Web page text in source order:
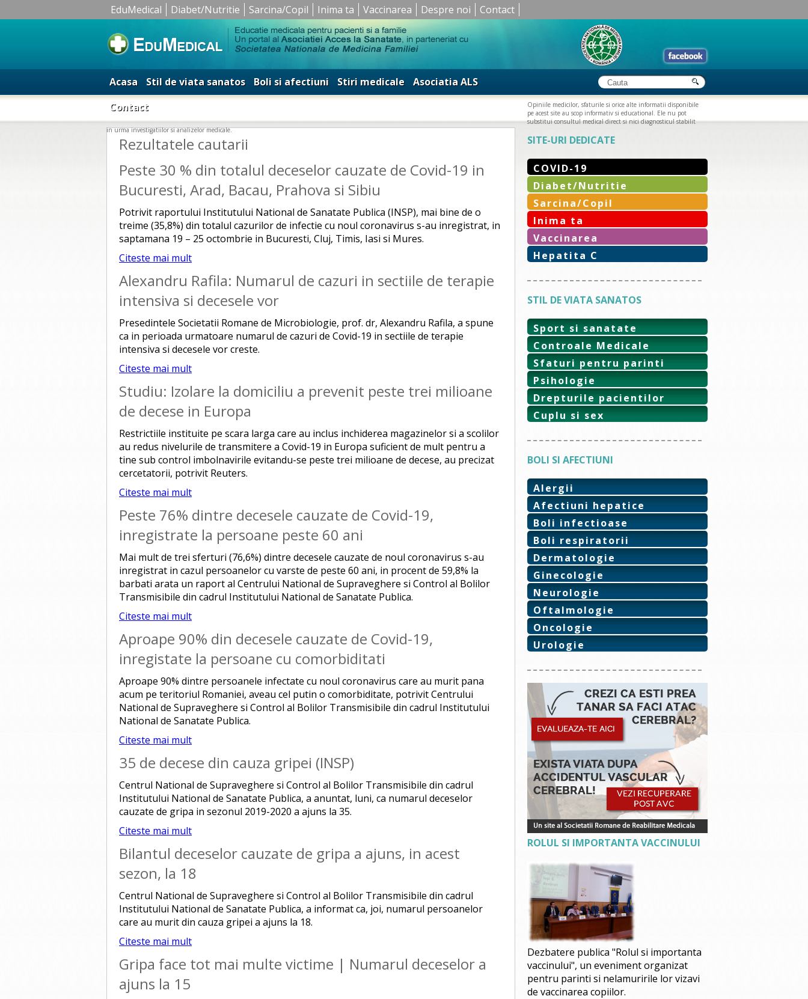
EduMedical Diabet/Nutritie Sarcina/Copil Inima ta Vaccinarea Despre noi Contact
Acasa Stil de viata sanatos Boli si afectiuni Stiri medicale
Asociatia ALS
Contact
Opiniile medicilor, sfaturile si orice alte informatii disponibile
pe acest site au scop informativ si educational. Ele nu pot
substitui consultul medical direct si nici diagnosticul stabilit
in urma investigatiilor si analizelor medicale.
Rezultatele cautarii
Peste 30 % din totalul deceselor cauzate de Covid-19 in
Bucuresti, Arad, Bacau, Prahova si Sibiu
Potrivit raportului Institutului National de Sanatate Publica (INSP), mai bine de o
treime (35,8%) din totalul cazurilor de infectie cu noul coronavirus s-au inregistrat, in
saptamana 19 – 25 octombrie in Bucuresti, Cluj, Timis, Iasi si Mures.
Citeste mai mult
Alexandru Rafila: Numarul de cazuri in sectiile de terapie
intensiva si decesele vor
Presedintele Societatii Romane de Microbiologie, prof. dr, Alexandru Rafila, a spune
ca in perioada urmatoare numarul de cazuri de Covid-19 in sectiile de terapie
intensiva si decesele vor creste.
Citeste mai mult
Studiu: Izolare la domiciliu a prevenit peste trei milioane
de decese in Europa
Restrictiile instituite pe scara larga care au inclus inchiderea magazinelor si a scolilor
au redus nivelurile de transmitere a Covid-19 in Europa suficient de mult pentru a
tine sub control imbolnavirile evitandu-se peste trei milioane de decese, au precizat
cercetatorii, potrivit Reuters.
Citeste mai mult
Peste 76% dintre decesele cauzate de Covid-19,
inregistrate la persoane peste 60 ani
Mai mult de trei sferturi (76,6%) dintre decesele cauzate de noul coronavirus s-au
inregistrat in cazul persoanelor cu varste de peste 60 ani, in procent de 59,8% la
barbati arata un raport al Centrului National de Supraveghere si Control al Bolilor
Transmisibile din cadrul Institutului National de Sanatate Publica.
Citeste mai mult
Aproape 90% din decesele cauzate de Covid-19,
inregistate la persoane cu comorbiditati
Aproape 90% dintre persoanele infectate cu noul coronavirus care au murit pana
acum pe teritoriul Romaniei, aveau cel putin o comorbiditate, potrivit Centrului
National de Supraveghere si Control al Bolilor Transmisibile din cadrul Institutului
National de Sanatate Publica.
Citeste mai mult
35 de decese din cauza gripei (INSP)
Centrul National de Supraveghere si Control al Bolilor Transmisibile din cadrul
Institutului National de Sanatate Publica, a anuntat, luni, ca numarul deceselor
cauzate de gripa in sezonul 2019-2020 a ajuns la 35.
Citeste mai mult
Bilantul deceselor cauzate de gripa a ajuns, in acest
sezon, la 18
Centrul National de Supraveghere si Control al Bolilor Transmisibile din cadrul
Institutului National de Sanatate Publica, a informat ca, joi, numarul persoanelor
care au murit din cauza gripei a ajuns la 18.
Citeste mai mult
Gripa face tot mai multe victime | Numarul deceselor a
ajuns la 15
SITE-URI DEDICATE
COVID-19
Diabet/Nutritie
Sarcina/Copil
Inima ta
Vaccinarea
Hepatita C
STIL DE VIATA SANATOS
Sport si sanatate
Controale Medicale
Sfaturi pentru parinti
Psihologie
Drepturile pacientilor
Cuplu si sex
BOLI SI AFECTIUNI
Alergii
Afectiuni hepatice
Boli infectioase
Boli respiratorii
Dermatologie
Ginecologie
Neurologie
Oftalmologie
Oncologie
Urologie
ROLUL SI IMPORTANTA VACCINULUI
Dezbatere publica "Rolul si importanta
vaccinului", un eveniment organizat
pentru parinti si nelamuririle lor vizavi
de vaccinarea copiilor.